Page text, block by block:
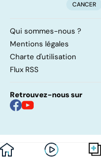
CANCER
Qui sommes-nous ?
Mentions légales
Charte d'utilisation
Flux RSS
Retrouvez-nous sur